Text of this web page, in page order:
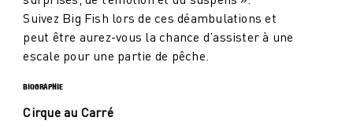
Suivez Big Fish lors de ces déambulations et
peut être aurez-vous la chance d’assister à une
escale pour une partie de pêche.
BIOGRAPHIE​
Cirque au Carré